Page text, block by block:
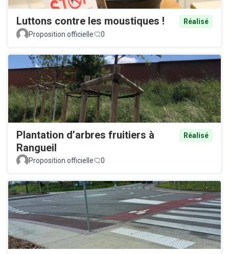
Luttons contre les moustiques !
Réalisé
Proposition officielle
0
Plantation d’arbres fruitiers à
Rangueil
Réalisé
Proposition officielle 0